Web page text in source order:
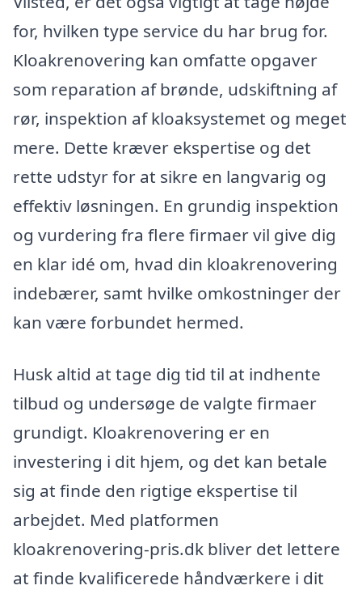
for, hvilken type service du har brug for.
Kloakrenovering kan omfatte opgaver
som reparation af brønde, udskiftning af
rør, inspektion af kloaksystemet og meget
mere. Dette kræver ekspertise og det
rette udstyr for at sikre en langvarig og
effektiv løsningen. En grundig inspektion
og vurdering fra flere firmaer vil give dig
en klar idé om, hvad din kloakrenovering
indebærer, samt hvilke omkostninger der
kan være forbundet hermed.
Husk altid at tage dig tid til at indhente
tilbud og undersøge de valgte firmaer
grundigt. Kloakrenovering er en
investering i dit hjem, og det kan betale
sig at finde den rigtige ekspertise til
arbejdet. Med platformen
kloakrenovering-pris.dk bliver det lettere
at finde kvalificerede håndværkere i dit